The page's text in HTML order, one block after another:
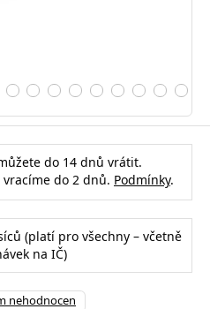
do 14 dnů vrátit.
vracíme do 2 dnů. Podmínky.
(platí pro všechny – včetně
na IČ)
nehodnocen